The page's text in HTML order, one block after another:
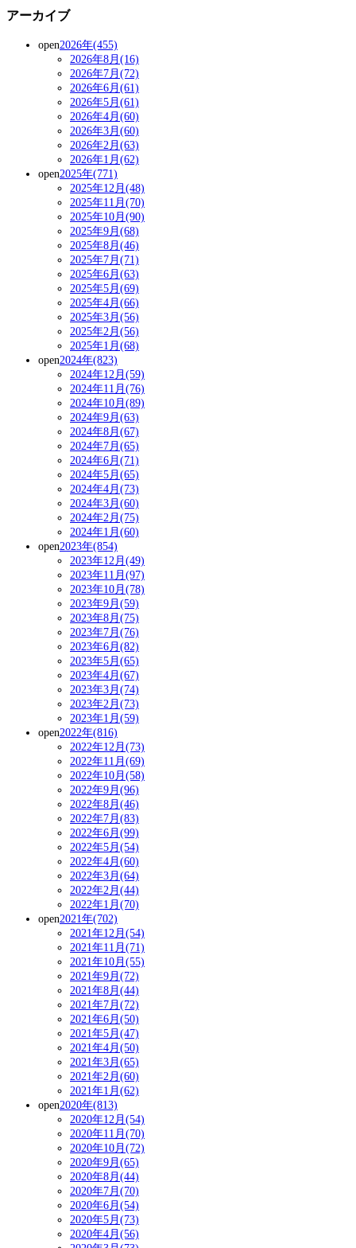
アーカイブ
open2026年(455)
2026年8月(16)
2026年7月(72)
2026年6月(61)
2026年5月(61)
2026年4月(60)
2026年3月(60)
2026年2月(63)
2026年1月(62)
open2025年(771)
2025年12月(48)
2025年11月(70)
2025年10月(90)
2025年9月(68)
2025年8月(46)
2025年7月(71)
2025年6月(63)
2025年5月(69)
2025年4月(66)
2025年3月(56)
2025年2月(56)
2025年1月(68)
open2024年(823)
2024年12月(59)
2024年11月(76)
2024年10月(89)
2024年9月(63)
2024年8月(67)
2024年7月(65)
2024年6月(71)
2024年5月(65)
2024年4月(73)
2024年3月(60)
2024年2月(75)
2024年1月(60)
open2023年(854)
2023年12月(49)
2023年11月(97)
2023年10月(78)
2023年9月(59)
2023年8月(75)
2023年7月(76)
2023年6月(82)
2023年5月(65)
2023年4月(67)
2023年3月(74)
2023年2月(73)
2023年1月(59)
open2022年(816)
2022年12月(73)
2022年11月(69)
2022年10月(58)
2022年9月(96)
2022年8月(46)
2022年7月(83)
2022年6月(99)
2022年5月(54)
2022年4月(60)
2022年3月(64)
2022年2月(44)
2022年1月(70)
open2021年(702)
2021年12月(54)
2021年11月(71)
2021年10月(55)
2021年9月(72)
2021年8月(44)
2021年7月(72)
2021年6月(50)
2021年5月(47)
2021年4月(50)
2021年3月(65)
2021年2月(60)
2021年1月(62)
open2020年(813)
2020年12月(54)
2020年11月(70)
2020年10月(72)
2020年9月(65)
2020年8月(44)
2020年7月(70)
2020年6月(54)
2020年5月(73)
2020年4月(56)